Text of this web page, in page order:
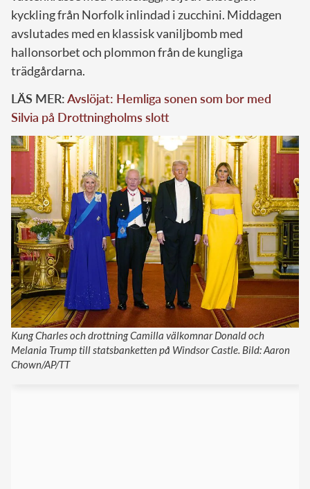
kyckling från Norfolk inlindad i zucchini. Middagen
avslutades med en klassisk vaniljbomb med
hallonsorbet och plommon från de kungliga
trädgårdarna.
LÄS MER:Avslöjat: Hemliga sonen som bor med
Silvia på Drottningholms slott
Kung Charles och drottning Camilla välkomnar Donald och
Melania Trump till statsbanketten på Windsor Castle. Bild: Aaron
Chown/AP/TT